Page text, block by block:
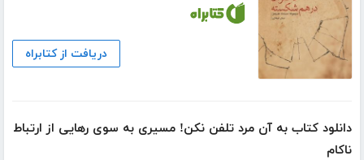
دریافت از کتابراه
دانلود کتاب به آن مرد تلفن نکن! مسیری به سوی رهایی از ارتباط
ناکام‌